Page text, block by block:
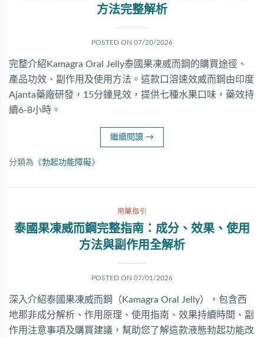
方法完整解析
POSTED ON 07/20/2026
完整介紹Kamagra Oral Jelly泰國果凍威而鋼的購買途徑、
產品功效、副作用及使用方法。這款口溶速效威而鋼由印度
Ajanta藥廠研發，15分鐘見效，提供七種水果口味，藥效持
續6-8小時。
繼續閱讀 →
分類為《勃起功能障礙》
用藥指引
泰國果凍威而鋼完整指南：成分、效果、使用
方法與副作用全解析
POSTED ON 07/01/2026
深入介紹泰國果凍威而鋼（Kamagra Oral Jelly），包含西
地那非成分解析、作用原理、使用指南、效果持續時間、副
作用注意事項及購買建議，幫助您了解這款液態勃起功能改